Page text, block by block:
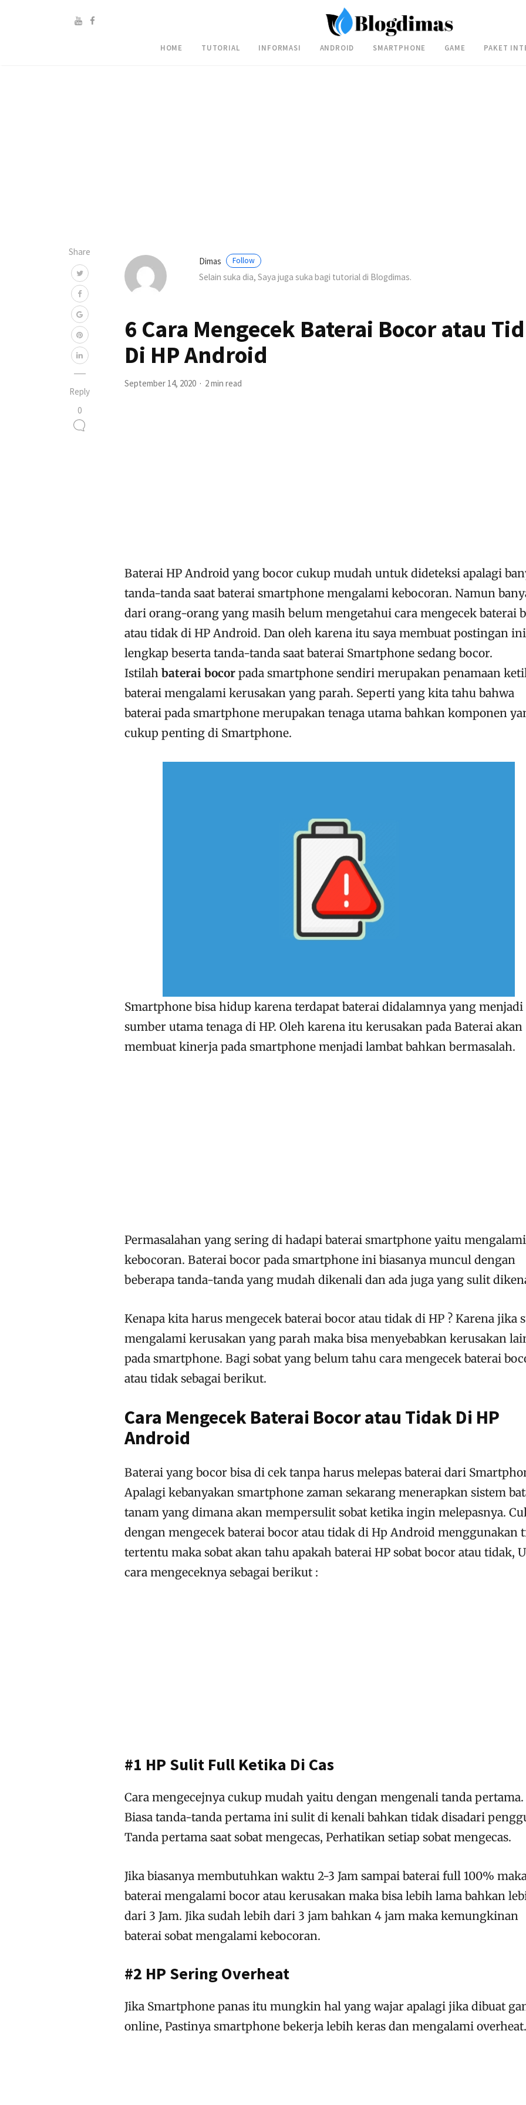
HOME TUTORIAL INFORMASI ANDROID SMARTPHONE GAME PAKET
Share
Reply
0
Dimas Follow
Selain suka dia, Saya juga suka bagi tutorial di Blogdimas.
6 Cara Mengecek Baterai Bocor atau
Di HP Android
September 14, 2020 2 min read
Baterai HP Android yang bocor cukup mudah untuk dideteksi apalagi
tanda-tanda saat baterai smartphone mengalami kebocoran. Namun
dari orang-orang yang masih belum mengetahui cara mengecek baterai
atau tidak di HP Android. Dan oleh karena itu saya membuat postingan ini
lengkap beserta tanda-tanda saat baterai Smartphone sedang bocor.
Istilah baterai bocor pada smartphone sendiri merupakan penamaan
baterai mengalami kerusakan yang parah. Seperti yang kita tahu bahwa
baterai pada smartphone merupakan tenaga utama bahkan komponen
cukup penting di Smartphone.
Smartphone bisa hidup karena terdapat baterai didalamnya yang menjadi
sumber utama tenaga di HP. Oleh karena itu kerusakan pada Baterai akan
membuat kinerja pada smartphone menjadi lambat bahkan bermasalah.
Permasalahan yang sering di hadapi baterai smartphone yaitu mengalami
kebocoran. Baterai bocor pada smartphone ini biasanya muncul dengan
beberapa tanda-tanda yang mudah dikenali dan ada juga yang sulit
Kenapa kita harus mengecek baterai bocor atau tidak di HP ? Karena jika
mengalami kerusakan yang parah maka bisa menyebabkan kerusakan
pada smartphone. Bagi sobat yang belum tahu cara mengecek baterai
atau tidak sebagai berikut.
Cara Mengecek Baterai Bocor atau Tidak Di HP
Android
Baterai yang bocor bisa di cek tanpa harus melepas baterai dari
Apalagi kebanyakan smartphone zaman sekarang menerapkan sistem
tanam yang dimana akan mempersulit sobat ketika ingin melepasnya.
dengan mengecek baterai bocor atau tidak di Hp Android menggunakan
tertentu maka sobat akan tahu apakah baterai HP sobat bocor atau tidak,
cara mengeceknya sebagai berikut :
#1 HP Sulit Full Ketika Di Cas
Cara mengecejnya cukup mudah yaitu dengan mengenali tanda pertama.
Biasa tanda-tanda pertama ini sulit di kenali bahkan tidak disadari
Tanda pertama saat sobat mengecas, Perhatikan setiap sobat mengecas.
Jika biasanya membutuhkan waktu 2-3 Jam sampai baterai full 100%
baterai mengalami bocor atau kerusakan maka bisa lebih lama bahkan
dari 3 Jam. Jika sudah lebih dari 3 jam bahkan 4 jam maka kemungkinan
baterai sobat mengalami kebocoran.
#2 HP Sering Overheat
Jika Smartphone panas itu mungkin hal yang wajar apalagi jika dibuat
online, Pastinya smartphone bekerja lebih keras dan mengalami overheat.